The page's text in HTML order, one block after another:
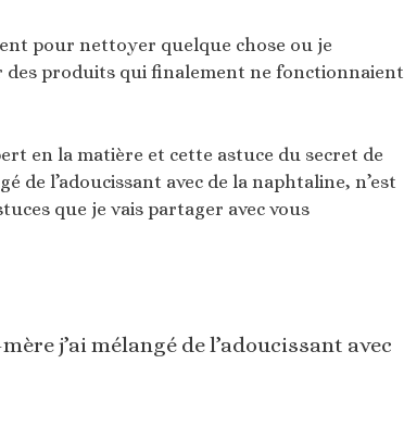
pour nettoyer quelque chose ou je
des produits qui finalement ne fonctionnaient
en la matière et cette astuce du secret de
de l’adoucissant avec de la naphtaline, n’est
que je vais partager avec vous
j’ai mélangé de l’adoucissant avec